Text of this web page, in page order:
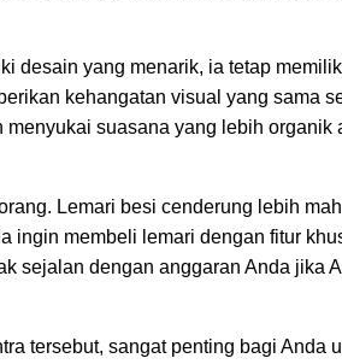
desain yang menarik, ia tetap
kehangatan visual yang sama
suasana yang lebih organik
Lemari besi cenderung lebih
ingin membeli lemari dengan fitur
sejalan dengan anggaran Anda jika
tersebut, sangat penting bagi Anda